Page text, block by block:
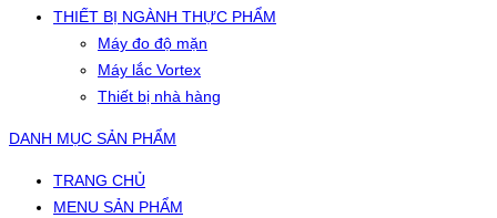
THIẾT BỊ NGÀNH THỰC PHẨM
Máy đo độ mặn
Máy lắc Vortex
Thiết bị nhà hàng
DANH MỤC SẢN PHẨM
TRANG CHỦ
MENU SẢN PHẨM